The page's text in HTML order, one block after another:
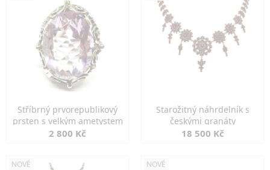
Stříbrný prvorepublikový
prsten s velkým ametystem
2 800 Kč
Starožitný náhrdelník s
českými granáty
18 500 Kč
NOVÉ NOVÉ